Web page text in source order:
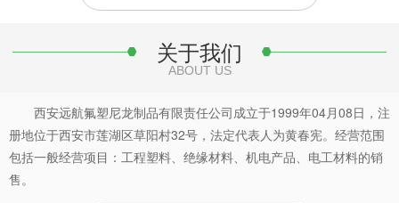
关于我们
ABOUT US
西安远航氟塑尼龙制品有限责任公司成立于1999年04月08日，注
册地位于西安市莲湖区草阳村32号，法定代表人为黄春宪。经营范围
包括一般经营项目：工程塑料、绝缘材料、机电产品、电工材料的销
售。